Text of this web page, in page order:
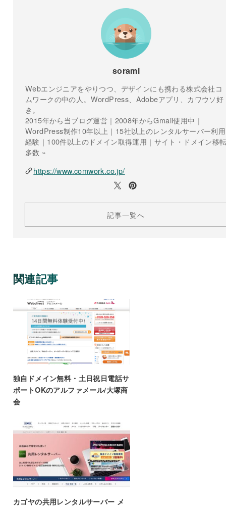
sorami
Webエンジニアをやりつつ、デザインにも携わる株式会社コ
ムワークの中の人。WordPress、Adobeアプリ、カワウソ好
き。
2015年から当ブログ運営｜2008年からGmail使用中｜
WordPress制作10年以上｜15社以上のレンタルサーバー利用
経験｜100件以上のドメイン取得運用｜サイト・ドメイン移
多数 »
https://www.comwork.co.jp/
記事一覧へ
関連記事
独自ドメイン無料・土日祝日電話サ
ポートOKのアルファメール/大塚商
会
カゴヤの共用レンタルサーバー メ